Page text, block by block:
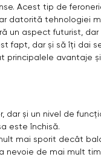
Acest tip de
datorită tehnologiei
un aspect futurist,
fapt, dar și să îți dai
principalele avantaje
dar și un nivel de
este închisă.
mai sporit decât
nevoie de mai mult